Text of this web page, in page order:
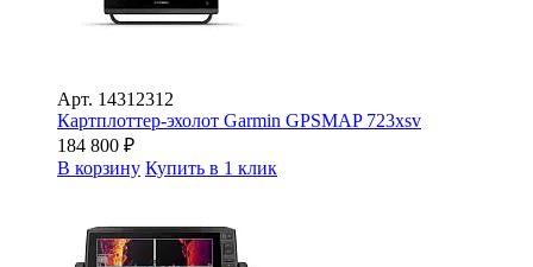
Арт. 14312312
Картплоттер-эхолот Garmin GPSMAP 723xsv
184 800 ₽
В корзину Купить в 1 клик